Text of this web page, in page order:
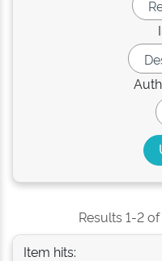
Results 1-2
Item hits: